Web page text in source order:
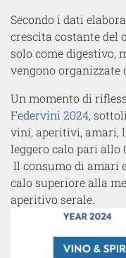
Secondo i dati
crescita costante del
solo come digestivo,
vengono organizzate
Un momento di
Federvini 2024,
vini, aperitivi, amari,
leggero calo pari allo
Il consumo di amari
calo superiore alla
aperitivo serale.